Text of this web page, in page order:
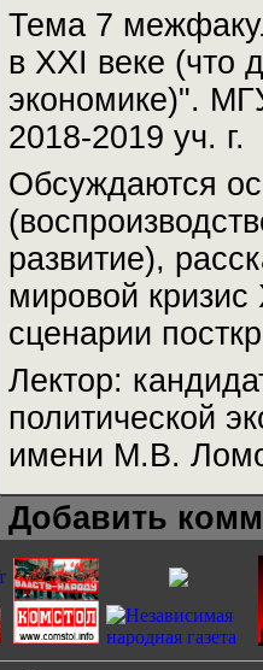
Тема 7
в XXI веке (что
экономике)".
2018-2019 уч. г.
Обсуждаются
развитие),
мировой
сценарии
Лектор:
политической
имени М.В.
Добавить